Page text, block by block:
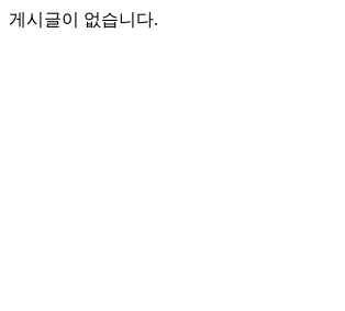
게시글이 없습니다.